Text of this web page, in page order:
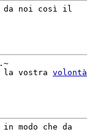
da noi così il
.~
la vostra volontà
in modo che da